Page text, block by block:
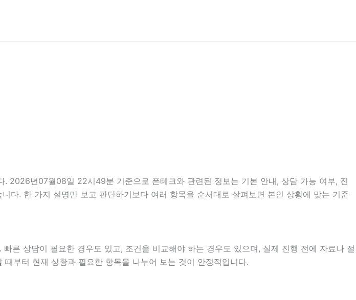
2026년07월08일 22시49분 기준으로 폰테크와 관련된 정보는 기본 안내, 상담 가능 여부, 진
다. 한 가지 설명만 보고 판단하기보다 여러 항목을 순서대로 살펴보면 본인 상황에 맞는 기준
른 상담이 필요한 경우도 있고, 조건을 비교해야 하는 경우도 있으며, 실제 진행 전에 자료나 절
부터 현재 상황과 필요한 항목을 나누어 보는 것이 안정적입니다.